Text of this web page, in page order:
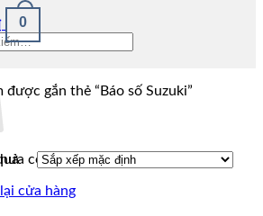
0
có sản phẩm trong giỏ hàng.
cửa hàng
được gắn thẻ “Báo số Suzuki”